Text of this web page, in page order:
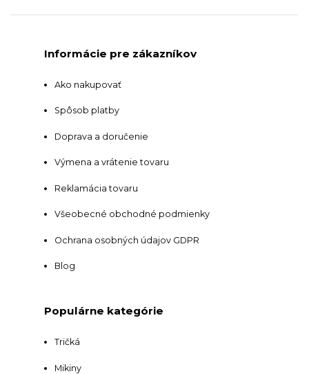
Informácie pre zákazníkov
Ako nakupovať
Spôsob platby
Doprava a doručenie
Výmena a vrátenie tovaru
Reklamácia tovaru
Všeobecné obchodné podmienky
Ochrana osobných údajov GDPR
Blog
Populárne kategórie
Tričká
Mikiny